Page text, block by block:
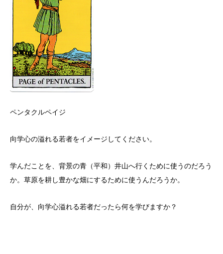
ペンタクルペイジ
向学心の溢れる若者をイメージしてください。
学んだことを、背景の青（平和）井山へ行くために使うのだろう
か。草原を耕し豊かな畑にするために使うんだろうか。
自分が、向学心溢れる若者だったら何を学びますか？